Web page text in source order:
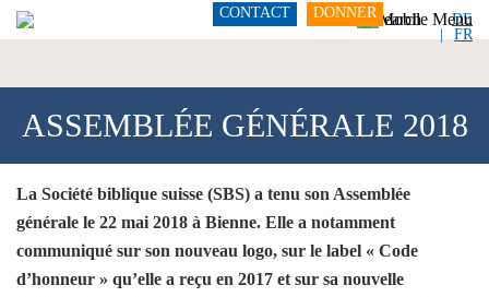
DE
FR
CONTACT DONNER
ASSEMBLÉE GÉNÉRALE 2018
La Société biblique suisse (SBS) a tenu son Assemblée
générale le 22 mai 2018 à Bienne. Elle a notamment
communiqué sur son nouveau logo, sur le label « Code
d’honneur » qu’elle a reçu en 2017 et sur sa nouvelle